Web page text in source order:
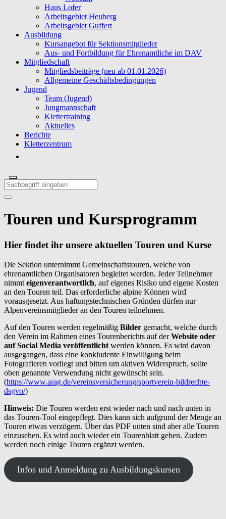
Haus Lofer
Arbeitsgebiet Heuberg
Arbeitsgebiet Guffert
Ausbildung
Kursangebot für Sektionsmitglieder
Aus- und Fortbildung für Ehrenamtliche im DAV
Mitgliedschaft
Mitgliedsbeiträge (neu ab 01.01.2026)
Allgemeine Geschäftsbedingungen
Jugend
Team (Jugend)
Jungmannschaft
Klettertraining
Aktuelles
Berichte
Kletterzentrum
Touren und Kursprogramm
Hier findet ihr unsere aktuellen Touren und Kurse
Die Sektion unternimmt Gemeinschaftstouren, welche von
ehrenamtlichen Organisatoren begleitet werden. Jeder Teilnehmer
nimmt eigenverantwortlich, auf eigenes Risiko und eigene Kosten
an den Touren teil. Das erforderliche alpine Können wird
vorausgesetzt. Aus haftungstechnischen Gründen dürfen nur
Alpenvereinsmitglieder an den Touren teilnehmen.
Auf den Touren werden regelmäßig Bilder gemacht, welche durch
den Verein im Rahmen eines Tourenberichts auf derWebsite oder
auf Social Media veröffentlicht werden können. Es wird davon
ausgegangen, dass eine konkludente Einwilligung beim
Fotografieren vorliegt und bitten um aktiven Widerspruch, sollte
oben genannte Verwendung nicht gewünscht sein.
(https://www.arag.de/vereinsversicherung/sportverein-bildrechte-
dsgvo/)
Hinweis: Die Touren werden erst wieder nach und nach unten in
das Touren-Tool eingepflegt. Dies kann sich aufgrund der Menge an
Touren etwas verzögern. Über das PDF unten sind aber alle Touren
einzusehen. Es wird auch wieder ein Tourenblatt geben. Zudem
werden noch einige Touren ergänzt werden.
Infos und Anmeldung zu Ausbildungskursen